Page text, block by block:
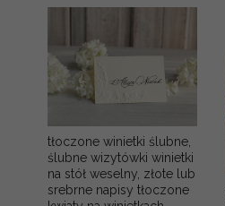
tłoczone winietki ślubne,
ślubne wizytówki winietki
na stół weselny, złote lub
srebrne napisy tłoczone